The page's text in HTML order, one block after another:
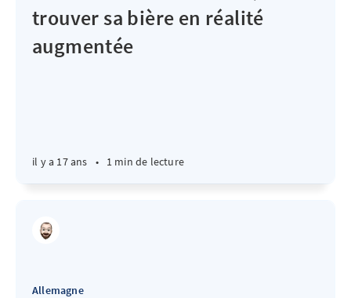
trouver sa bière en réalité
augmentée
il y a 17 ans • 1 min de lecture
Allemagne